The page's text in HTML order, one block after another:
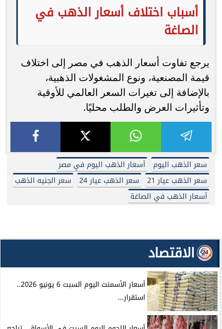
أسباب اختلاف أسعار الذهب في
الصاغة
يرجع تفاوت أسعار الذهب في مصر إلى اختلاف
قيمة المصنعية، ونوع المشغولات الذهبية،
بالإضافة إلى تغيرات السعر العالمي للأوقية
وتأثيرات العرض والطلب محليًا.
سعر الذهب اليوم
أسعار الذهب اليوم في مصر
سعر الذهب عيار 21
سعر الذهب عيار 24
سعر الجنيه الذهب
أسعار الذهب في الصاغة
الاقتصاد
أسعار الأسمنت اليوم السبت 6 يونيو 2026..
استقرار...